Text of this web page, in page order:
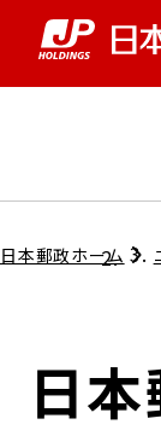
グルー
コンプライアン
株主・
個人投資家のみ
ニュー
サステ
担当役員メ
採用情
日本郵政ホーム
日